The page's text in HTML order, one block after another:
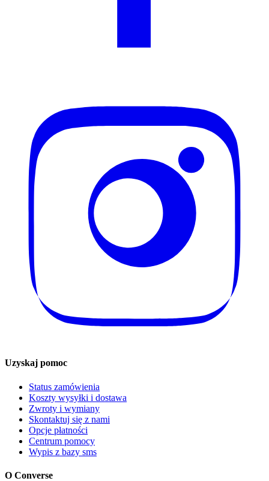
Uzyskaj pomoc
Status zamówienia
Koszty wysyłki i dostawa
Zwroty i wymiany
Skontaktuj się z nami
Opcje płatności
Centrum pomocy
Wypis z bazy sms
O Converse